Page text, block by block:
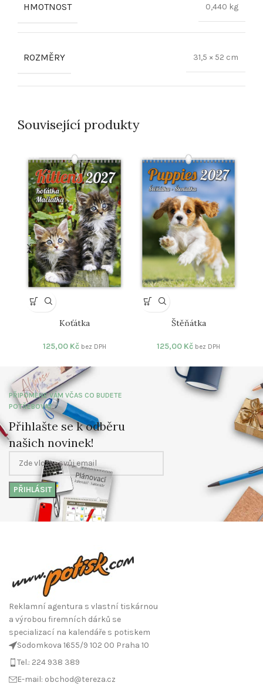
HMOTNOST 0,440 kg
ROZMĚRY 31,5 × 52 cm
Související produkty
Koťátka
125,00 Kč bez DPH
Štěňátka
125,00 Kč bez DPH
PŘIPOMENE VÁM VČAS CO BUDETE
POTŘEBOVAT
Přihlašte se k odběru
našich novinek!
Reklamní agentura s vlastní tiskárnou
a výrobou firemních dárků se
specializací na kalendáře s potiskem
Sodomkova 1655/9 102 00 Praha 10
Tel.: 224 938 389
E-mail: obchod@tereza.cz